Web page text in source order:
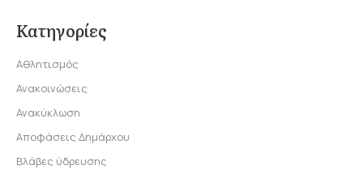
Κατηγορίες
Αθλητισμός
Ανακοινώσεις
Ανακύκλωση
Αποφάσεις Δημάρχου
Βλάβες ύδρευσης